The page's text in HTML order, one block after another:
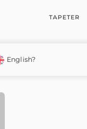
TAPETER
English?